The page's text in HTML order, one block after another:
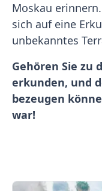
Moskau
sich auf eine
unbekanntes
Gehören Sie zu
erkunden, und
bezeugen
war!